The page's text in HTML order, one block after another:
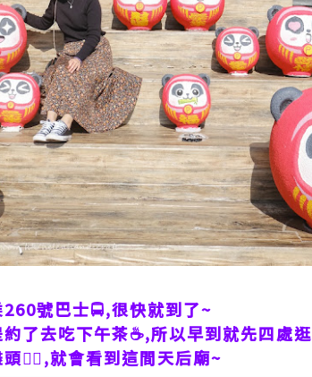
號巴士🚍,很快就到了~
了去吃下午茶☕️,所以早到就先四處
🚶‍♀️,就會看到這間天后廟~